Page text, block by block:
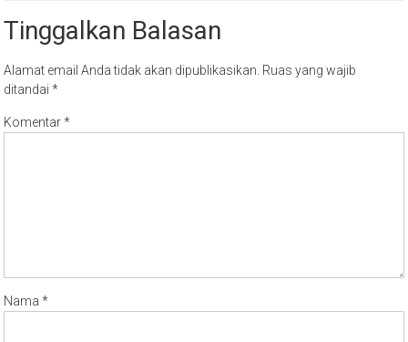
Tinggalkan Balasan
Alamat email Anda tidak akan dipublikasikan. Ruas yang wajib
ditandai*
Komentar*
Nama*